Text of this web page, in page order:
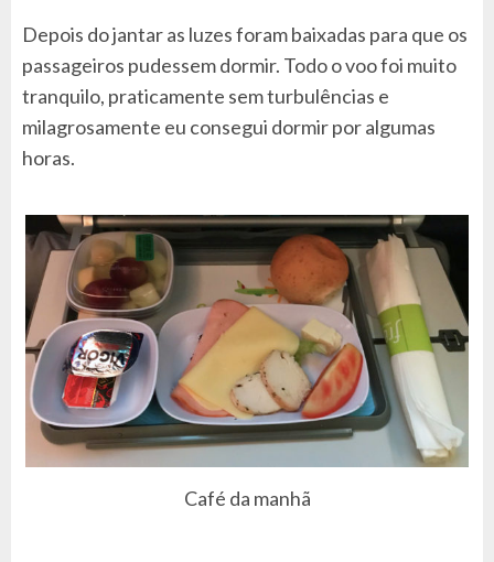
Depois do jantar as luzes foram baixadas para que os
passageiros pudessem dormir. Todo o voo foi muito
tranquilo, praticamente sem turbulências e
milagrosamente eu consegui dormir por algumas
horas.
Café da manhã